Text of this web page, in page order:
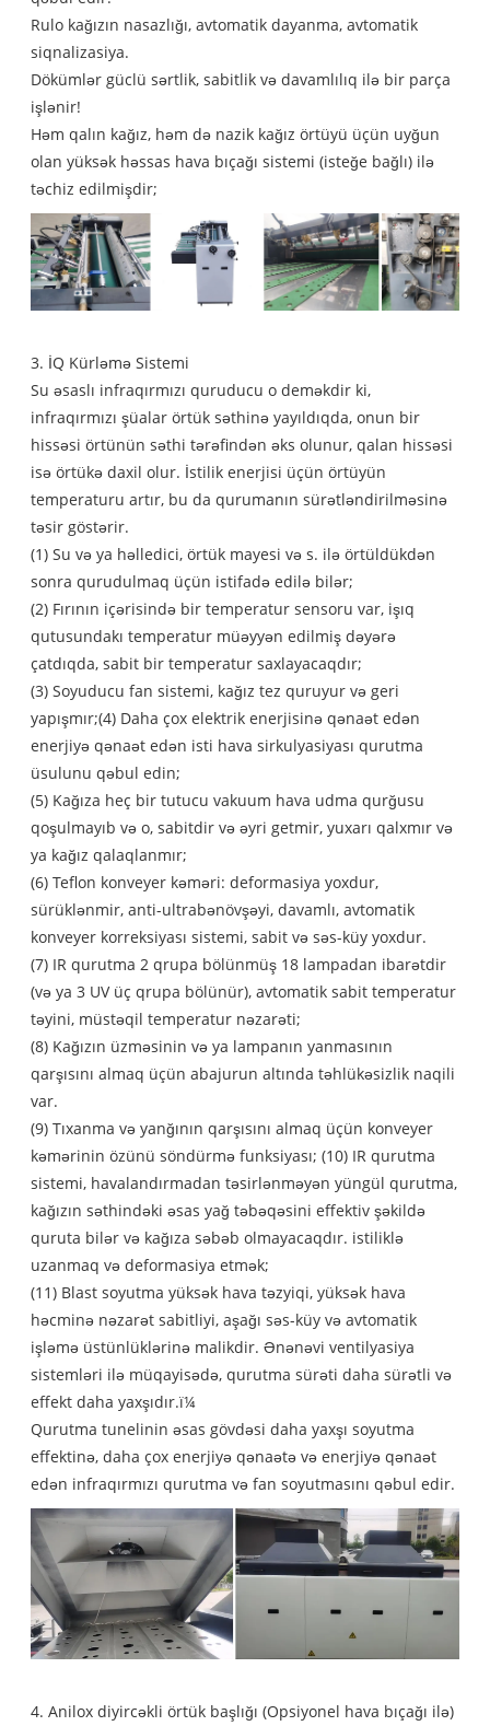
Rulo kağızın nasazlığı, avtomatik dayanma, avtomatik
siqnalizasiya.
Dökümlər güclü sərtlik, sabitlik və davamlılıq ilə bir parça
işlənir!
Həm qalın kağız, həm də nazik kağız örtüyü üçün uyğun
olan yüksək həssas hava bıçağı sistemi (isteğe bağlı) ilə
təchiz edilmişdir;
3. İQ Kürləmə Sistemi
Su əsaslı infraqırmızı quruducu o deməkdir ki,
infraqırmızı şüalar örtük səthinə yayıldıqda, onun bir
hissəsi örtünün səthi tərəfindən əks olunur, qalan hissəsi
isə örtükə daxil olur. İstilik enerjisi üçün örtüyün
temperaturu artır, bu da qurumanın sürətləndirilməsinə
təsir göstərir.
(1) Su və ya həlledici, örtük mayesi və s. ilə örtüldükdən
sonra qurudulmaq üçün istifadə edilə bilər;
(2) Fırının içərisində bir temperatur sensoru var, işıq
qutusundakı temperatur müəyyən edilmiş dəyərə
çatdıqda, sabit bir temperatur saxlayacaqdır;
(3) Soyuducu fan sistemi, kağız tez quruyur və geri
yapışmır;(4) Daha çox elektrik enerjisinə qənaət edən
enerjiyə qənaət edən isti hava sirkulyasiyası qurutma
üsulunu qəbul edin;
(5) Kağıza heç bir tutucu vakuum hava udma qurğusu
qoşulmayıb və o, sabitdir və əyri getmir, yuxarı qalxmır və
ya kağız qalaqlanmır;
(6) Teflon konveyer kəməri: deformasiya yoxdur,
sürüklənmir, anti-ultrabənövşəyi, davamlı, avtomatik
konveyer korreksiyası sistemi, sabit və səs-küy yoxdur.
(7) IR qurutma 2 qrupa bölünmüş 18 lampadan ibarətdir
(və ya 3 UV üç qrupa bölünür), avtomatik sabit temperatur
təyini, müstəqil temperatur nəzarəti;
(8) Kağızın üzməsinin və ya lampanın yanmasının
qarşısını almaq üçün abajurun altında təhlükəsizlik naqili
var.
(9) Tıxanma və yanğının qarşısını almaq üçün konveyer
kəmərinin özünü söndürmə funksiyası; (10) IR qurutma
sistemi, havalandırmadan təsirlənməyən yüngül qurutma,
kağızın səthindəki əsas yağ təbəqəsini effektiv şəkildə
quruta bilər və kağıza səbəb olmayacaqdır. istiliklə
uzanmaq və deformasiya etmək;
(11) Blast soyutma yüksək hava təzyiqi, yüksək hava
həcminə nəzarət sabitliyi, aşağı səs-küy və avtomatik
işləmə üstünlüklərinə malikdir. Ənənəvi ventilyasiya
sistemləri ilə müqayisədə, qurutma sürəti daha sürətli və
effekt daha yaxşıdır.ï¼
Qurutma tunelinin əsas gövdəsi daha yaxşı soyutma
effektinə, daha çox enerjiyə qənaətə və enerjiyə qənaət
edən infraqırmızı qurutma və fan soyutmasını qəbul edir.
4. Anilox diyircəkli örtük başlığı (Opsiyonel hava bıçağı ilə)